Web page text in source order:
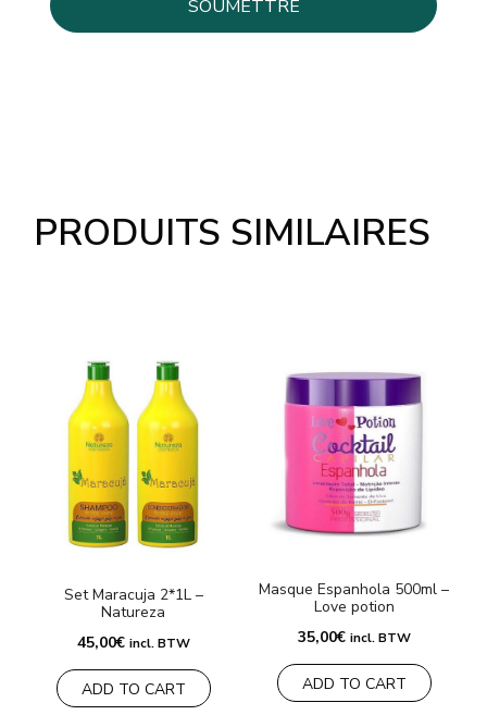
PRODUITS SIMILAIRES
Set Maracuja 2*1L –
Natureza
45,00€ incl. BTW
ADD TO CART
Masque Espanhola 500ml –
Love potion
35,00€ incl. BTW
ADD TO CART